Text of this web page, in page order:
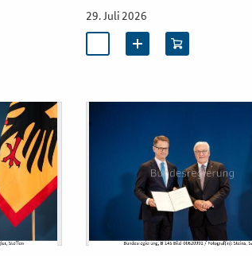
29. Juli 2026